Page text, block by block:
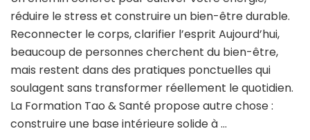
réduire le stress et construire un bien-être durable.
Reconnecter le corps, clarifier l’esprit Aujourd’hui,
beaucoup de personnes cherchent du bien-être,
mais restent dans des pratiques ponctuelles qui
soulagent sans transformer réellement le quotidien.
La Formation Tao & Santé propose autre chose :
construire une base intérieure solide à …